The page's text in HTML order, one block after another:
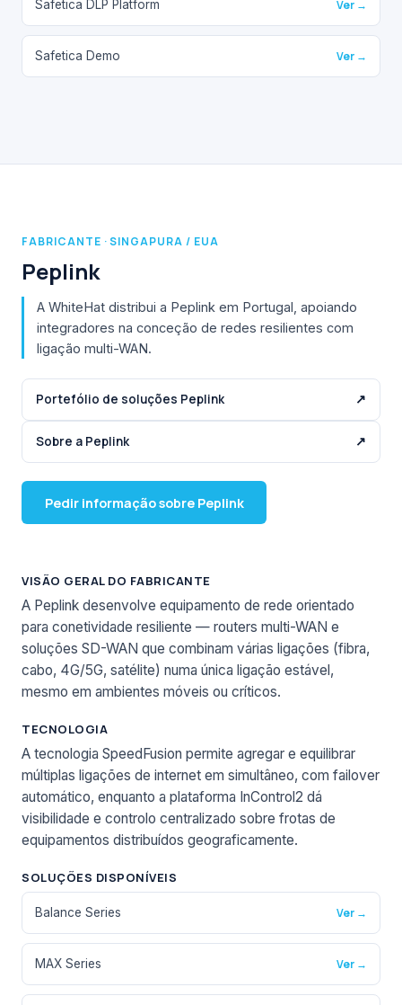
Safetica DLP Platform Ver →
Safetica Demo Ver →
FABRICANTE · SINGAPURA / EUA
Peplink
A WhiteHat distribui a Peplink em Portugal, apoiando
integradores na conceção de redes resilientes com
ligação multi-WAN.
Portefólio de soluções Peplink ↗
Sobre a Peplink ↗
Pedir informação sobre Peplink
VISÃO GERAL DO FABRICANTE
A Peplink desenvolve equipamento de rede orientado
para conetividade resiliente — routers multi-WAN e
soluções SD-WAN que combinam várias ligações (fibra,
cabo, 4G/5G, satélite) numa única ligação estável,
mesmo em ambientes móveis ou críticos.
TECNOLOGIA
A tecnologia SpeedFusion permite agregar e equilibrar
múltiplas ligações de internet em simultâneo, com failover
automático, enquanto a plataforma InControl2 dá
visibilidade e controlo centralizado sobre frotas de
equipamentos distribuídos geograficamente.
SOLUÇÕES DISPONÍVEIS
Balance Series Ver →
MAX Series Ver →